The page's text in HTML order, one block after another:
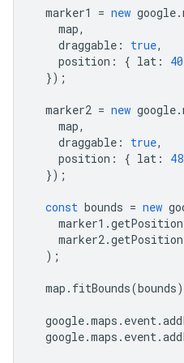
marker1 = new google.
map,
draggable : true,
position : { lat :
});
marker2 = new google.
map,
draggable : true,
position : { lat :
});
const bounds = new
marker1 .getPosition
marker2.getPosition
);
map . fitBounds(bounds
google.maps . event.
google.maps . event.